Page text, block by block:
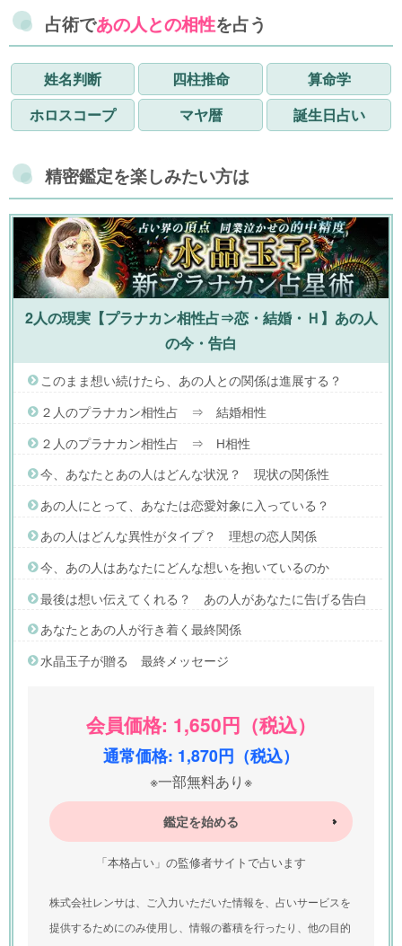
占術であの人との相性を占う
姓名判断 四柱推命
算命学
ホロスコープ
マヤ暦 誕生日占い
精密鑑定を楽しみたい方は
2人の現実【プラナカン相性占⇒恋・結婚・Ｈ】あの人
の今・告白
このまま想い続けたら、あの人との関係は進展する？
２人のプラナカン相性占 ⇒ 結婚相性
２人のプラナカン相性占 ⇒ H相性
今、あなたとあの人はどんな状況？ 現状の関係性
あの人にとって、あなたは恋愛対象に入っている？
あの人はどんな異性がタイプ？ 理想の恋人関係
今、あの人はあなたにどんな想いを抱いているのか
最後は想い伝えてくれる？ あの人があなたに告げる告白
あなたとあの人が行き着く最終関係
水晶玉子が贈る 最終メッセージ
会員価格: 1,650円（税込）
通常価格: 1,870円（税込）
※一部無料あり※
鑑定を始める
「本格占い」の監修者サイトで占います
株式会社レンサは、ご入力いただいた情報を、占いサービスを
提供するためにのみ使用し、情報の蓄積を行ったり、他の目的